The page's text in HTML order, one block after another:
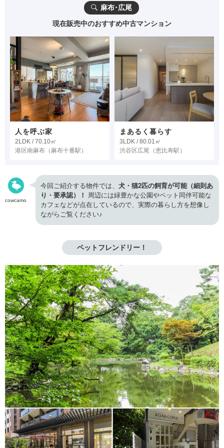
麻布･広尾
現在販売中のおすすめ中古マンション
人を呼ぶ家
2LDK / 70.10㎡
港区南麻布 （麻布十番駅）
まあるく暮らす
3LDK / 80.01㎡
渋谷区広尾 （恵比寿駅）
cowcamo
今回ご紹介する物件では、 犬・猫2匹の飼育が可能（細則あ
り・要承認）！
周辺には緑豊かな公園やペット同伴可能な
カフェなどが点在しているので、実際の暮らし方を想像し
ながらご覧ください♪
ペットフレンドリー！